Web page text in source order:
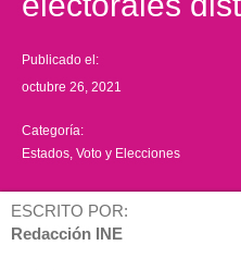
Publicado el:
octubre 26, 2021
Categoría:
Estados Voto y Elecciones
ESCRITO POR:
Redacción INE